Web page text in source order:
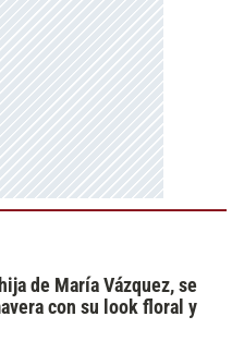
de María Vázquez, se
con su look floral y